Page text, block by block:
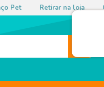
Pet Retirar na loja